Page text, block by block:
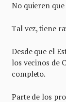
No quieren que
Tal vez, tiene
Desde que el
los vecinos de
completo.
Parte de los